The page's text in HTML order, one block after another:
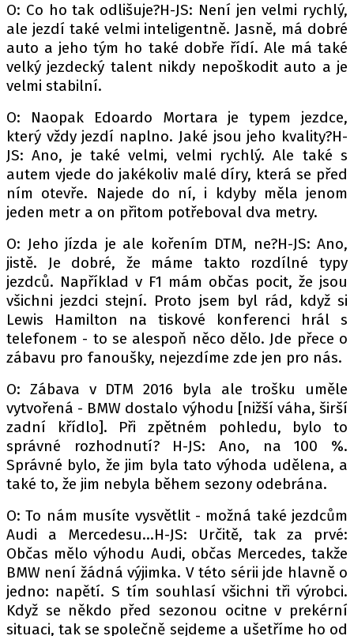
SLEDUJTE NÁS NA|
Pošlete e-mail na autoroad.cz
ETICKÝ KODEX
KONTAKT
VYDAVATEL
INZERCE
OSOBNÍ ÚDAJE / COOKIES
Provozovatelem serveru autoroad.cz je
INCORP MEDIA GROUP s.r.o., IČ: 118 23 054
O: Co ho tak odlišuje?H-JS: Není jen velmi rychlý,
ale jezdí také velmi inteligentně. Jasně, má dobré
auto a jeho tým ho také dobře řídí. Ale má také
velký jezdecký talent nikdy nepoškodit auto a je
velmi stabilní.
O: Naopak Edoardo Mortara je typem jezdce,
který vždy jezdí naplno. Jaké jsou jeho kvality?H-
JS: Ano, je také velmi, velmi rychlý. Ale také s
autem vjede do jakékoliv malé díry, která se před
ním otevře. Najede do ní, i kdyby měla jenom
jeden metr a on přitom potřeboval dva metry.
O: Jeho jízda je ale kořením DTM, ne?H-JS: Ano,
jistě. Je dobré, že máme takto rozdílné typy
jezdců. Například v F1 mám občas pocit, že jsou
všichni jezdci stejní. Proto jsem byl rád, když si
Lewis Hamilton na tiskové konferenci hrál s
telefonem - to se alespoň něco dělo. Jde přece o
zábavu pro fanoušky, nejezdíme zde jen pro nás.
O: Zábava v DTM 2016 byla ale trošku uměle
vytvořená - BMW dostalo výhodu [nižší váha, širší
zadní křídlo]. Při zpětném pohledu, bylo to
správné rozhodnutí? H-JS: Ano, na 100 %.
Správné bylo, že jim byla tato výhoda udělena, a
také to, že jim nebyla během sezony odebrána.
O: To nám musíte vysvětlit - možná také jezdcům
Audi a Mercedesu...H-JS: Určitě, tak za prvé:
Občas mělo výhodu Audi, občas Mercedes, takže
BMW není žádná výjimka. V této sérii jde hlavně o
jedno: napětí. S tím souhlasí všichni tři výrobci.
Když se někdo před sezonou ocitne v prekérní
situaci, tak se společně sejdeme a ušetříme ho od